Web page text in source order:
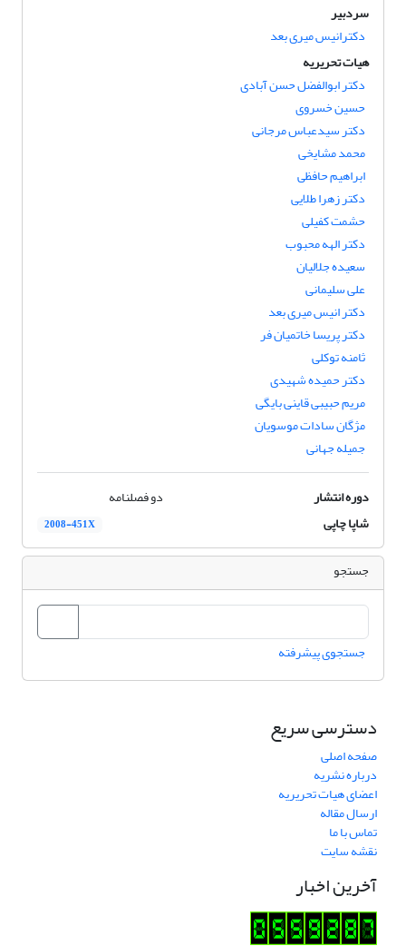
سردبیر
دکترانیس میری بعد
هیات تحریریه
دکتر ابوالفضل حسن آبادی
حسین خسروی
دکتر سیدعباس مرجانی
محمد مشایخی
ابراهیم حافظی
دکتر زهرا طلایی
حشمت کفیلی
دکتر الهه محبوب
سعیده جلالیان
علی سلیمانی
دکتر انیس میری بعد
دکتر پریسا خاتمیان فر
ثامنه توکلی
دکتر حمیده شهیدی
مریم حبیبی قاینی بایگی
مژگان سادات موسویان
جمیله جهانی
دوره انتشار
دو فصلنامه
شاپا چاپی
2008-451X
جستجو
جستجوی پیشرفته
دسترسی سریع
صفحه اصلی
درباره نشریه
اعضای هیات تحریریه
ارسال مقاله
تماس با ما
نقشه سایت
آخرین اخبار